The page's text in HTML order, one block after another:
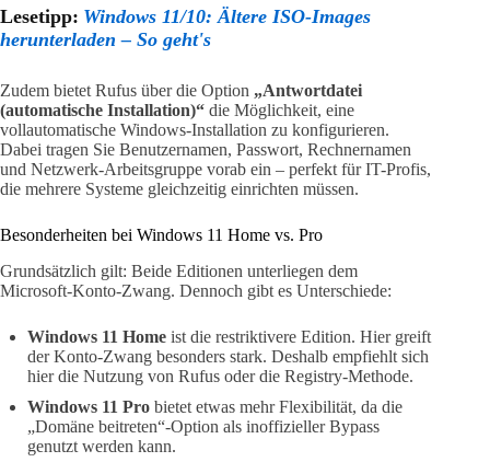
Lesetipp: Windows 11/10: Ältere ISO-Images
herunterladen – So geht's
Zudem bietet Rufus über die Option „Antwortdatei
(automatische Installation)“ die Möglichkeit, eine
vollautomatische Windows-Installation zu konfigurieren.
Dabei tragen Sie Benutzernamen, Passwort, Rechnernamen
und Netzwerk-Arbeitsgruppe vorab ein – perfekt für IT-Profis,
die mehrere Systeme gleichzeitig einrichten müssen.
Besonderheiten bei Windows 11 Home vs. Pro
Grundsätzlich gilt: Beide Editionen unterliegen dem
Microsoft-Konto-Zwang. Dennoch gibt es Unterschiede:
Windows 11 Home ist die restriktivere Edition. Hier greift
der Konto-Zwang besonders stark. Deshalb empfiehlt sich
hier die Nutzung von Rufus oder die Registry-Methode.
Windows 11 Pro bietet etwas mehr Flexibilität, da die
„Domäne beitreten“-Option als inoffizieller Bypass
genutzt werden kann.